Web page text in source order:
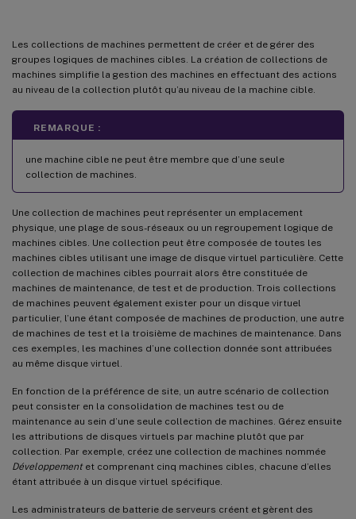
Les collections de machines permettent de créer et de gérer des
groupes logiques de machines cibles. La création de collections de
machines simplifie la gestion des machines en effectuant des actions
au niveau de la collection plutôt qu’au niveau de la machine cible.
REMARQUE :
une machine cible ne peut être membre que d’une seule
collection de machines.
Une collection de machines peut représenter un emplacement
physique, une plage de sous-réseaux ou un regroupement logique de
machines cibles. Une collection peut être composée de toutes les
machines cibles utilisant une image de disque virtuel particulière. Cette
collection de machines cibles pourrait alors être constituée de
machines de maintenance, de test et de production. Trois collections
de machines peuvent également exister pour un disque virtuel
particulier, l’une étant composée de machines de production, une autre
de machines de test et la troisième de machines de maintenance. Dans
ces exemples, les machines d’une collection donnée sont attribuées
au même disque virtuel.
En fonction de la préférence de site, un autre scénario de collection
peut consister en la consolidation de machines test ou de
maintenance au sein d’une seule collection de machines. Gérez ensuite
les attributions de disques virtuels par machine plutôt que par
collection. Par exemple, créez une collection de machines nommée
Développementet comprenant cinq machines cibles, chacune d’elles
étant attribuée à un disque virtuel spécifique.
Les administrateurs de batterie de serveurs créent et gèrent des